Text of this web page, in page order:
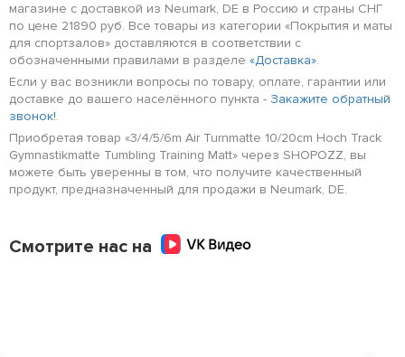
магазине с доставкой из Neumark, DE в Россию и страны СНГ
по цене 21890 руб. Все товары из категории «Покрытия и маты
для спортзалов» доставляются в соответствии с
обозначенными правилами в разделе «Доставка».
Если у вас возникли вопросы по товару, оплате, гарантии или
доставке до вашего населённого пункта - Закажите обратный
звонок!.
Приобретая товар «3/4/5/6m Air Turnmatte 10/20cm Hoch Track
Gymnastikmatte Tumbling Training Matt» через SHOPOZZ, вы
можете быть уверенны в том, что получите качественный
продукт, предназначенный для продажи в Neumark, DE.
Смотрите нас на